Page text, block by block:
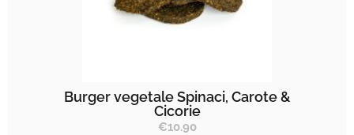
Burger vegetale Spinaci, Carote &
Cicorie
€10.90